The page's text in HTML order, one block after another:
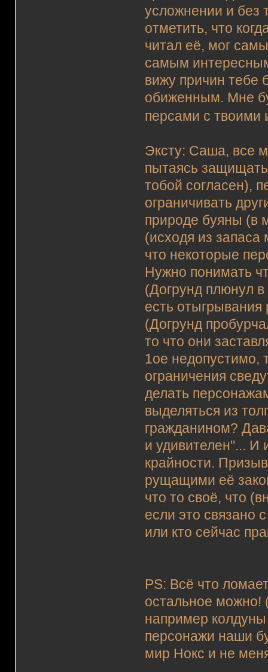
усложнении и без
отметить, что
читал её, мог
самым
вижу причин тебе
обиженным. Мне
персами с твоими
Эксту: Саша, все
пытаясь
тобой согласен),
ограничивать
природе буяны (в
(исходя из
что некоторые
Нужно понимать
(Догрунд плюнул
есть отыгрывания
(Догрунд
то что они
1ое недопустимо,
ограничения
делать
выделяться из
гражданином?
и удивителен"... И
крайности.
рущащими её
что то своё, что
если это связано
или кто сейчас
PS: Всё что
остальное можно!
например
персонажи наши
мир Нокс и не